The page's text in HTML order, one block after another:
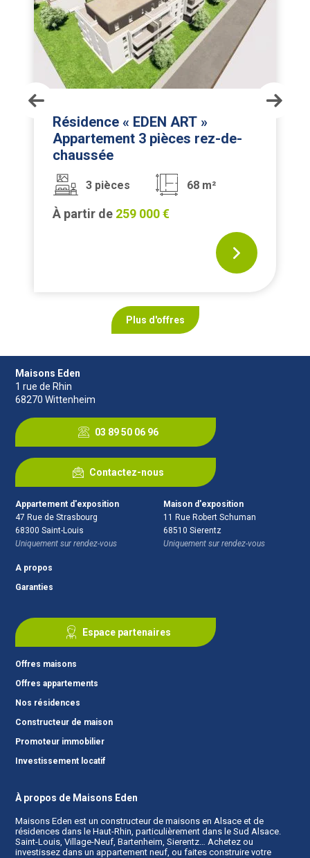
Résidence « EDEN ART »
Appartement 3 pièces rez-de-
chaussée
3 pièces 68 m²
À partir de 259 000 €
Plus d'offres
Maisons Eden
1 rue de Rhin
68270 Wittenheim
03 89 50 06 96
Contactez-nous
Appartement d'exposition
47 Rue de Strasbourg
68300 Saint-Louis
Uniquement sur rendez-vous
Maison d'exposition
11 Rue Robert Schuman
68510 Sierentz
Uniquement sur rendez-vous
A propos
Garanties
Espace partenaires
Offres maisons
Offres appartements
Nos résidences
Constructeur de maison
Promoteur immobilier
Investissement locatif
À propos de Maisons Eden
Maisons Eden est un constructeur de maisons en Alsace et de
résidences dans le Haut-Rhin, particulièrement dans le Sud Alsace.
Saint-Louis, Village-Neuf, Bartenheim, Sierentz… Achetez ou
investissez dans un appartement neuf, ou faites construire votre